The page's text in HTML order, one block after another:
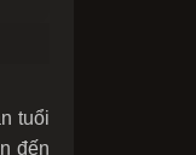
tuổi
đến